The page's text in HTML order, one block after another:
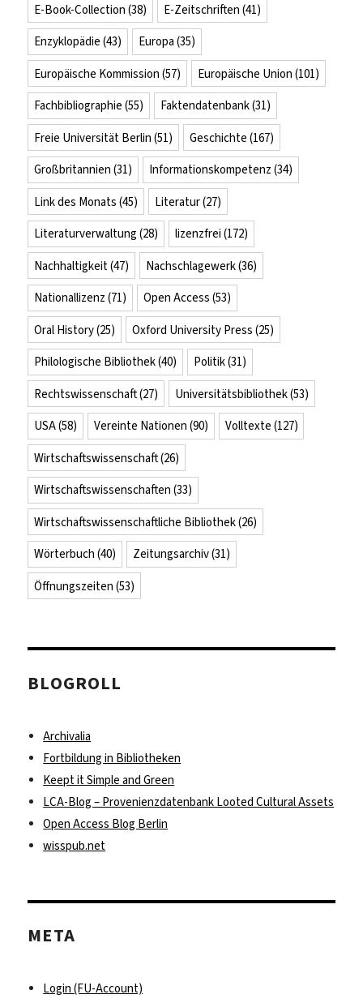
E-Book-Collection (38) E-Zeitschriften (41)
Enzyklopädie (43) Europa (35)
Europäische Kommission (57) Europäische Union (101)
Fachbibliographie (55) Faktendatenbank(31)
Freie Universität Berlin (51) Geschichte (167)
Großbritannien (31) Informationskompetenz (34)
Link des Monats (45) Literatur(27)
Literaturverwaltung (28) lizenzfrei (172)
Nachhaltigkeit(47) Nachschlagewerk(36)
Nationallizenz (71) Open Access (53)
Oral History(25) Oxford University Press (25)
Philologische Bibliothek(40) Politik(31)
Rechtswissenschaft(27) Universitätsbibliothek(53)
USA(58) Vereinte Nationen (90) Volltexte (127)
Wirtschaftswissenschaft(26)
Wirtschaftswissenschaften (33)
Wirtschaftswissenschaftliche Bibliothek(26)
Wörterbuch (40) Zeitungsarchiv(31)
Öffnungszeiten (53)
BLOGROLL
Archivalia
Fortbildung in Bibliotheken
Keept it Simple and Green
LCA-Blog – Provenienzdatenbank Looted Cultural Assets
Open Access Blog Berlin
wisspub.net
META
Login (FU-Account)